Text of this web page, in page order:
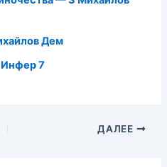
Дем
7
ДАЛЕЕ